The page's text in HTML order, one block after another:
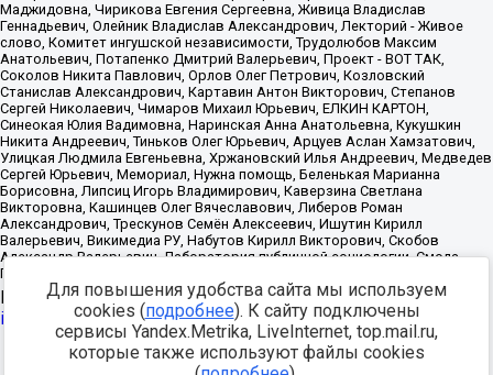
Источник:https://minjust.gov.ru/uploaded/files/reestr-
inostrannyih-agentov-22-03-2024.pdfданные на22.03.2024
Разработка -
Для повышения удобства сайта мы используем
cookies (подробнее). К сайту подключены
сервисы Yandex.Metrika, LiveInternet, top.mail.ru,
которые также используют файлы cookies